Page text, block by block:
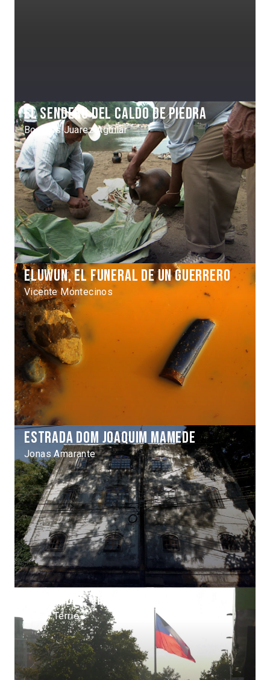
El sendero del caldo de piedra
Borealis Juarez Aguilar
Eluwun, el funeral de un guerrero
Vicente Montecinos
Estrada dom Joaquim Mamede
Jonas Amarante
Fisura del « modelo » chileno
Julien Terrié